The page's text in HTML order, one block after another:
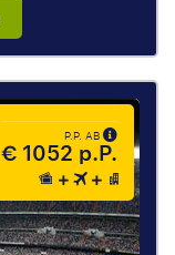
P.P. AB
€ 1052 p.P.